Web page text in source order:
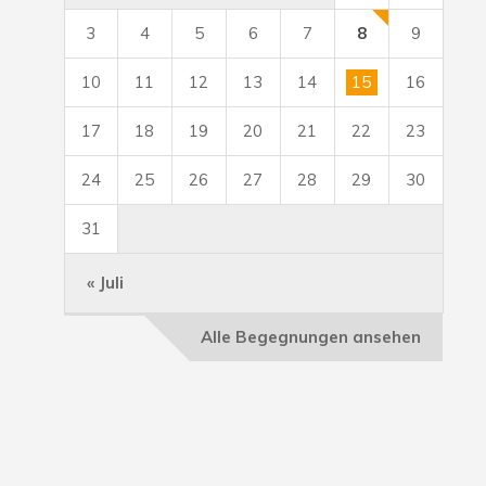
« Juli
3 4 5 6 7 8 9
10 11 12 13 14 15 16
17 18 19 20 21 22 23
24 25 26 27 28 29 30
31
Alle Begegnungen ansehen